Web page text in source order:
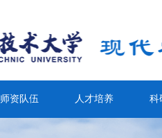
师资队伍 人才培养 科